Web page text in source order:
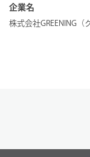
企業名
株式会社GREENING（